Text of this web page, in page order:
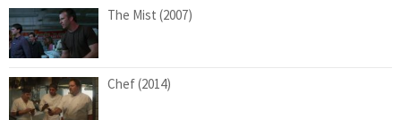
The Mist (2007)
Chef (2014)